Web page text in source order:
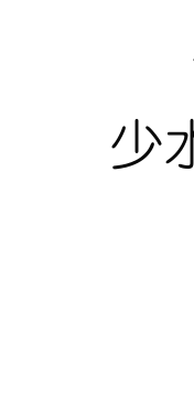
少